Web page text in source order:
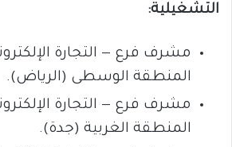
التشغيلية:
مشرف فرع — التجارة
المنطقة الوسطى (الرياض).
مشرف فرع — التجارة
المنطقة الغربية (جدة).